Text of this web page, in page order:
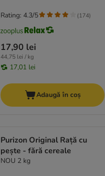
17,90 lei
44,75 lei / kg
17,01 lei
Rating: 4.3/5 (174)
Adaugă în coș
Purizon Original Rață cu
pește - fără cereale
NOU 2 kg